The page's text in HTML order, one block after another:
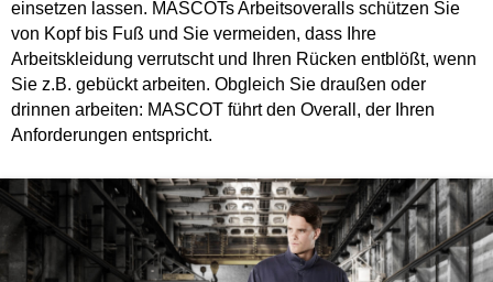
einsetzen lassen. MASCOTs Arbeitsoveralls schützen Sie
von Kopf bis Fuß und Sie vermeiden, dass Ihre
Arbeitskleidung verrutscht und Ihren Rücken entblößt, wenn
Sie z.B. gebückt arbeiten. Obgleich Sie draußen oder
drinnen arbeiten: MASCOT führt den Overall, der Ihren
Anforderungen entspricht.